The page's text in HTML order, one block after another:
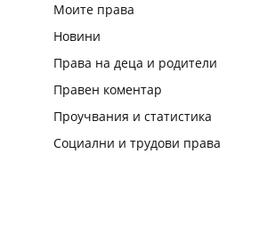
Моите права
Новини
Права на деца и родители
Правен коментар
Проучвания и статистика
Социални и трудови права